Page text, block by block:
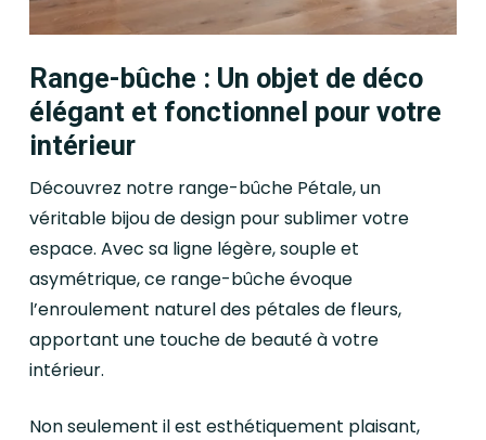
Range-bûche : Un objet de déco
élégant et fonctionnel pour votre
intérieur
Découvrez notre range-bûche Pétale, un
véritable bijou de design pour sublimer votre
espace. Avec sa ligne légère, souple et
asymétrique, ce range-bûche évoque
l’enroulement naturel des pétales de fleurs,
apportant une touche de beauté à votre
intérieur.
Non seulement il est esthétiquement plaisant,